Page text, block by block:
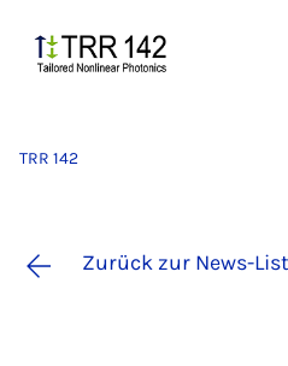
TRR 142
Zurück zur News-